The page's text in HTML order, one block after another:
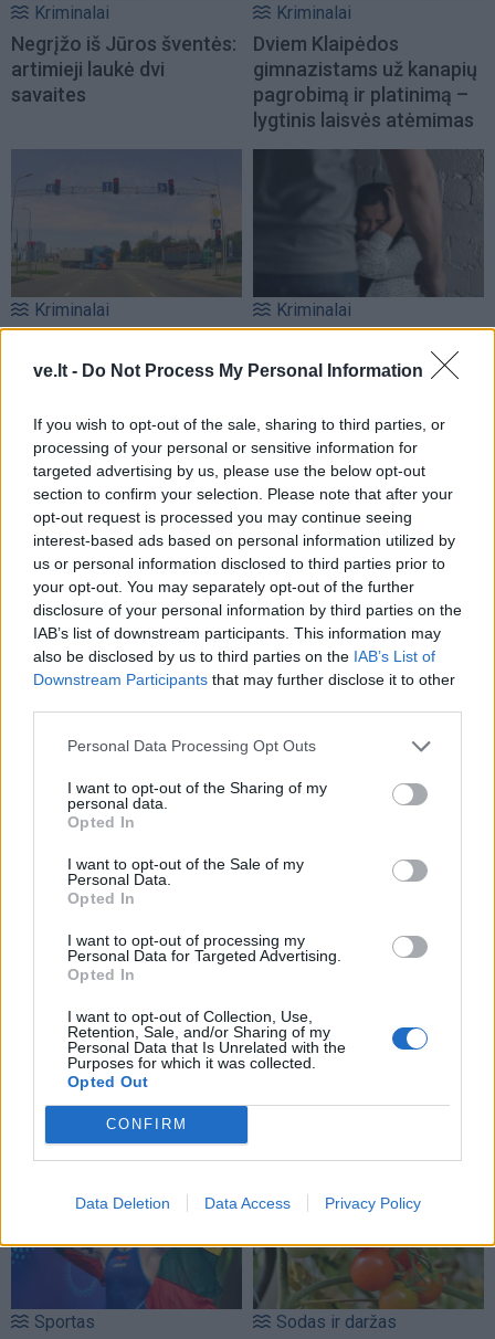
ve.lt - Do Not Process My Personal Information
If you wish to opt-out of the sale, sharing to third parties, or
processing of your personal or sensitive information for
targeted advertising by us, please use the below opt-out
section to confirm your selection. Please note that after your
opt-out request is processed you may continue seeing
interest-based ads based on personal information utilized by
us or personal information disclosed to third parties prior to
your opt-out. You may separately opt-out of the further
disclosure of your personal information by third parties on the
IAB’s list of downstream participants. This information may
also be disclosed by us to third parties on the IAB’s List of
Downstream Participants that may further disclose it to other
Personal Data Processing Opt Outs
I want to opt-out of the Sharing of my
personal data.
Opted In
I want to opt-out of the Sale of my
Personal Data.
Opted In
I want to opt-out of processing my
Personal Data for Targeted Advertising.
Opted In
I want to opt-out of Collection, Use,
Retention, Sale, and/or Sharing of my
Personal Data that Is Unrelated with the
Purposes for which it was collected.
Opted Out
CONFIRM
Data Deletion Data Access Privacy Policy
Kriminalai
Negrįžo iš Jūros šventės:
artimieji laukė dvi
savaites
Kriminalai
Dviem Klaipėdos
gimnazistams už kanapių
pagrobimą ir platinimą –
lygtinis laisvės atėmimas
Kriminalai
sankryžą įlėkė „ant
puspriekabės ratai pakilo
į orą(7)
Kriminalai
sumušė sugyventinę, o
dukrą (2)
Kriminalai
Traukia it bites prie
medaus: kurorte vėl
ištuštino žaidimų
automatus (1)
Kriminalai
Paramediko nužudymo
byloje į laisvę paleistas
vienas įtariamųjų(3)
NAUJI
Sportas Sodas ir daržas